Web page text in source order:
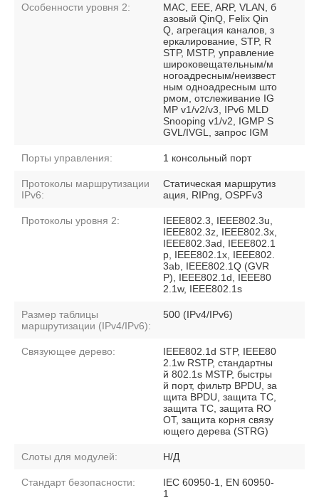
Особенности уровня 2:
MAC, EEE, ARP, VLAN, б
азовый QinQ, Felix Qin
Q, агрегация каналов, з
еркалирование, STP, R
STP, MSTP, управление
широковещательным/м
ногоадресным/неизвест
ным одноадресным што
рмом, отслеживание IG
MP v1/v2/v3, IPv6 MLD
Snooping v1/v2, IGMP S
GVL/IVGL, запрос IGM
Порты управления: 1 консольный порт
Протоколы маршрутизации
IPv6:
Статическая маршрутиз
ация, RIPng, OSPFv3
Протоколы уровня 2:
IEEE802.3, IEEE802.3u,
IEEE802.3z, IEEE802.3x,
IEEE802.3ad, IEEE802.1
p, IEEE802.1x, IEEE802.
3ab, IEEE802.1Q (GVR
P), IEEE802.1d, IEEE80
2.1w, IEEE802.1s
Размер таблицы
маршрутизации (IPv4/IPv6):
500 (IPv4/IPv6)
Связующее дерево:
IEEE802.1d STP, IEEE80
2.1w RSTP, стандартны
й 802.1s MSTP, быстры
й порт, фильтр BPDU, за
щита BPDU, защита TC,
защита TC, защита RO
OT, защита корня связу
ющего дерева (STRG)
Слоты для модулей: Н/Д
Стандарт безопасности:
IEC 60950-1, EN 60950-
1